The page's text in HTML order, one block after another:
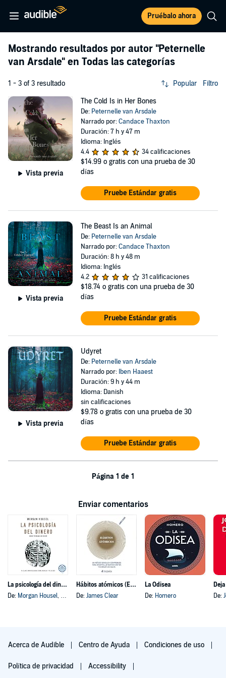
Pruébalo ahora
Mostrando resultados por autor "Peternelle
van Arsdale" en Todas las categorías
1 - 3 of 3 resultado Popular Filtro
Vista previa
The Cold Is in Her Bones
De: Peternelle van Arsdale
Narrado por:Candace Thaxton
Duración: 7 h y 47 m
Idioma: Inglés
4.4
34 calificaciones
$14.99 o gratis con una prueba de 30
días
Pruebe Estándar gratis
Vista previa
The Beast Is an Animal
De: Peternelle van Arsdale
Narrado por:Candace Thaxton
Duración: 8 h y 48 m
Idioma: Inglés
4.2
31 calificaciones
$18.74 o gratis con una prueba de 30
días
Pruebe Estándar gratis
Vista previa
Udyret
De: Peternelle van Arsdale
Narrado por: Iben Haaest
Duración: 9 h y 44 m
Idioma: Danish
sin calificaciones
$9.78 o gratis con una prueba de 30
días
Pruebe Estándar gratis
Página 1 de 1
Enviar comentarios
La psicología del dinero
De: Morgan Housel, y otros
Hábitos atómicos (Español neutro)
De: James Clear
La Odisea
De: Homero
De:
Acerca de Audible Centro de Ayuda Condiciones de uso
Política de privacidad Accessibility